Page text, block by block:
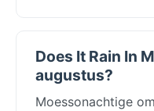
Does It Rain In
augustus?
Moessonachtige